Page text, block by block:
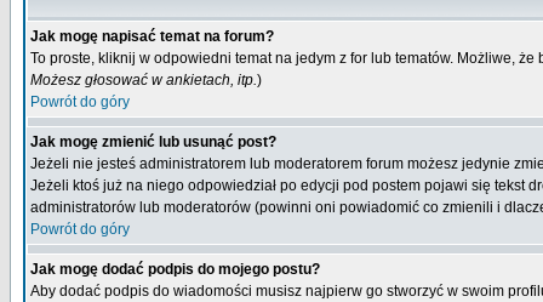
Jak mogę napisać temat na forum?
To proste, kliknij w odpowiedni temat na jedym z for lub tematów. Możliwe,
Możesz głosować w ankietach, itp.)
Powrót do góry
Jak mogę zmienić lub usunąć post?
Jeżeli nie jesteś administratorem lub moderatorem forum możesz jedynie
Jeżeli ktoś już na niego odpowiedział po edycji pod postem pojawi się tekst
administratorów lub moderatorów (powinni oni powiadomić co zmienili i
Powrót do góry
Jak mogę dodać podpis do mojego postu?
Aby dodać podpis do wiadomości musisz najpierw go stworzyć w swoim